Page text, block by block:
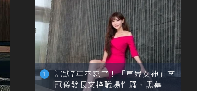
沉默7年不忍了！「車界女神」李
冠儀發長文控職場性騷、黑幕